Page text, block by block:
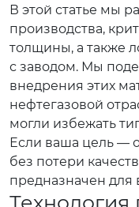
В этой статье мы
производства,
толщины, а также
с заводом. Мы
внедрения этих
нефтегазовой
могли избежать
Если ваша цель —
без потери
предназначен для
Технология